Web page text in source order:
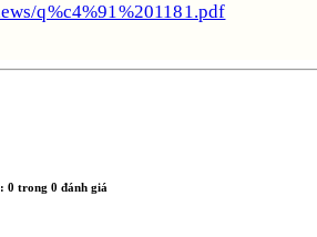
q%c4%91%201181.pdf
0 trong 0 đánh giá